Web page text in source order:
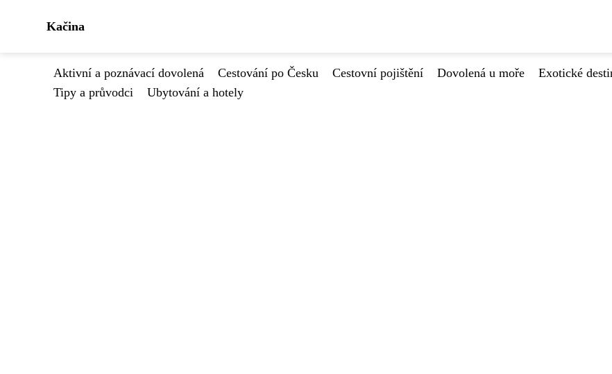
Kačina
Aktivní a poznávací dovolená Cestování po Česku Cestovní pojištění Dovolená u moře Exotické
Tipy a průvodci
Ubytování a hotely